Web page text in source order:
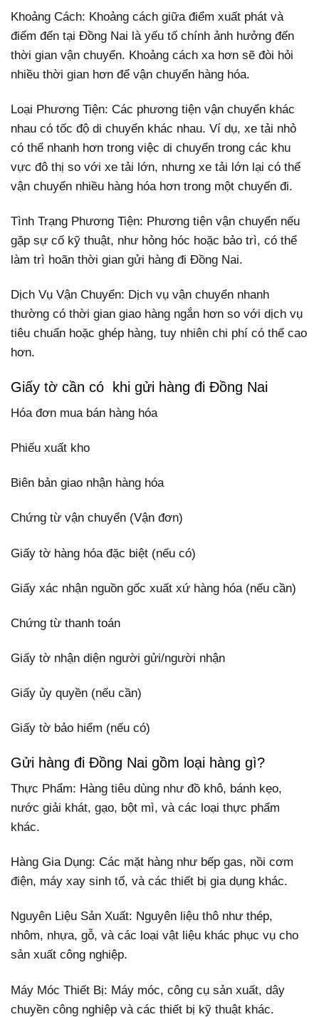
Khoảng Cách: Khoảng cách giữa điểm xuất phát và
điểm đến tại Đồng Nai là yếu tố chính ảnh hưởng đến
thời gian vận chuyển. Khoảng cách xa hơn sẽ đòi hỏi
nhiều thời gian hơn để vận chuyển hàng hóa.
Loại Phương Tiện: Các phương tiện vận chuyển khác
nhau có tốc độ di chuyển khác nhau. Ví dụ, xe tải nhỏ
có thể nhanh hơn trong việc di chuyển trong các khu
vực đô thị so với xe tải lớn, nhưng xe tải lớn lại có thể
vận chuyển nhiều hàng hóa hơn trong một chuyến đi.
Tình Trạng Phương Tiện: Phương tiện vận chuyển nếu
gặp sự cố kỹ thuật, như hỏng hóc hoặc bảo trì, có thể
làm trì hoãn thời gian gửi hàng đi Đồng Nai.
Dịch Vụ Vận Chuyển: Dịch vụ vận chuyển nhanh
thường có thời gian giao hàng ngắn hơn so với dịch vụ
tiêu chuẩn hoặc ghép hàng, tuy nhiên chi phí có thể cao
hơn.
Giấy tờ cần có khi gửi hàng đi Đồng Nai
Hóa đơn mua bán hàng hóa
Phiếu xuất kho
Biên bản giao nhận hàng hóa
Chứng từ vận chuyển (Vận đơn)
Giấy tờ hàng hóa đặc biệt (nếu có)
Giấy xác nhận nguồn gốc xuất xứ hàng hóa (nếu cần)
Chứng từ thanh toán
Giấy tờ nhận diện người gửi/người nhận
Giấy ủy quyền (nếu cần)
Giấy tờ bảo hiểm (nếu có)
Gửi hàng đi Đồng Nai gồm loại hàng gì?
Thực Phẩm: Hàng tiêu dùng như đồ khô, bánh kẹo,
nước giải khát, gạo, bột mì, và các loại thực phẩm
khác.
Hàng Gia Dụng: Các mặt hàng như bếp gas, nồi cơm
điện, máy xay sinh tố, và các thiết bị gia dụng khác.
Nguyên Liệu Sản Xuất: Nguyên liệu thô như thép,
nhôm, nhựa, gỗ, và các loại vật liệu khác phục vụ cho
sản xuất công nghiệp.
Máy Móc Thiết Bị: Máy móc, công cụ sản xuất, dây
chuyền công nghiệp và các thiết bị kỹ thuật khác.